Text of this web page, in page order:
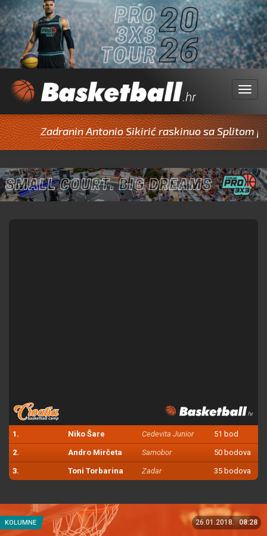
Menu
Zadranin Antonio Sikirić raskinuo sa Splitom pa
1. Niko Šare Cedevita Junior 51 bod
2. Andro Mirčeta Samobor 50 bodova
3. Toni Torbarina Zadar 35 bodova
KOLUMNE 26.01.2018. 08:28